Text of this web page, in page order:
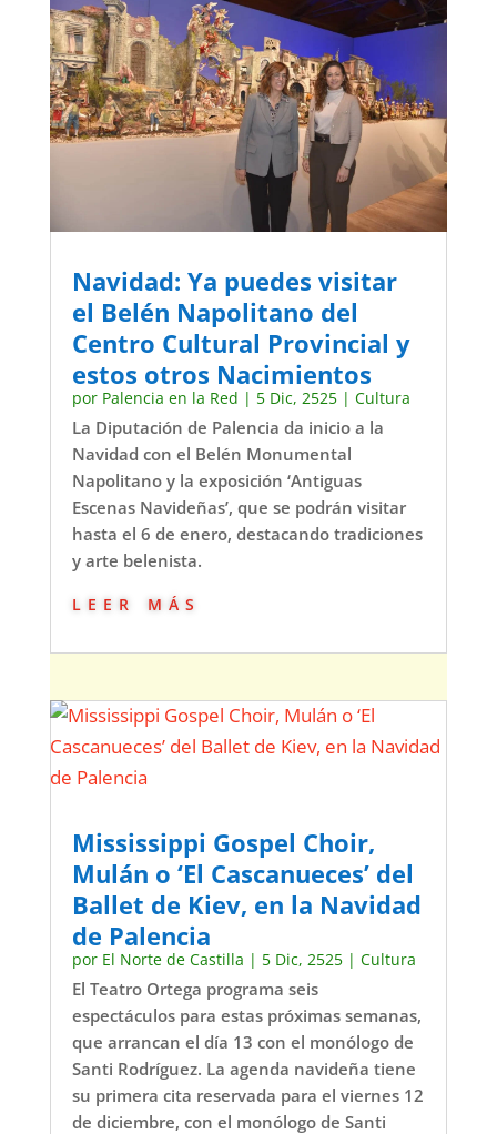
Navidad: Ya puedes visitar
el Belén Napolitano del
Centro Cultural Provincial y
estos otros Nacimientos
por Palencia en la Red | 5 Dic, 2525| Cultura
La Diputación de Palencia da inicio a la
Navidad con el Belén Monumental
Napolitano y la exposición ‘Antiguas
Escenas Navideñas’, que se podrán visitar
hasta el 6 de enero, destacando tradiciones
y arte belenista.
leer más
Mississippi Gospel Choir,
Mulán o ‘El Cascanueces’ del
Ballet de Kiev, en la Navidad
de Palencia
por El Norte de Castilla | 5 Dic, 2525| Cultura
El Teatro Ortega programa seis
espectáculos para estas próximas semanas,
que arrancan el día 13 con el monólogo de
Santi Rodríguez. La agenda navideña tiene
su primera cita reservada para el viernes 12
de diciembre, con el monólogo de Santi